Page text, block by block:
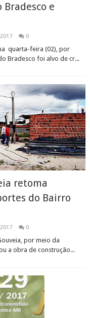
e
0
quarta-feira (02), por
Bradesco foi alvo de cr...
retoma
do Bairro
0
por meio da
a obra de construção...